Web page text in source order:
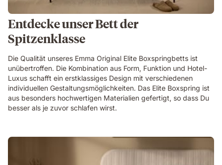
Entdecke unser Bett der
Spitzenklasse
Die Qualität unseres Emma Original Elite Boxspringbetts ist
unübertroffen. Die Kombination aus Form, Funktion und Hotel-
Luxus schafft ein erstklassiges Design mit verschiedenen
individuellen Gestaltungsmöglichkeiten. Das Elite Boxspring ist
aus besonders hochwertigen Materialien gefertigt, so dass Du
besser als je zuvor schlafen wirst.